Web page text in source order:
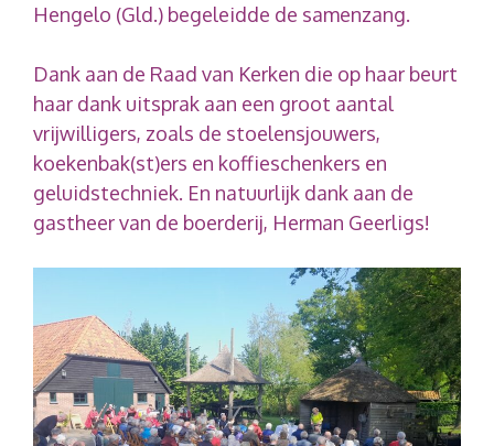
Hengelo (Gld.) begeleidde de samenzang.
Dank aan de Raad van Kerken die op haar beurt
haar dank uitsprak aan een groot aantal
vrijwilligers, zoals de stoelensjouwers,
koekenbak(st)ers en koffieschenkers en
geluidstechniek. En natuurlijk dank aan de
gastheer van de boerderij, Herman Geerligs!